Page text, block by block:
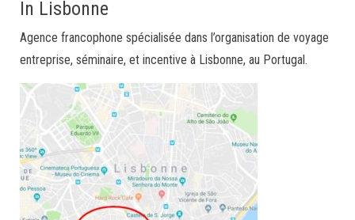
In Lisbonne
Agence francophone spécialisée dans l’organisation de voyage
entreprise, séminaire, et incentive à Lisbonne, au Portugal.